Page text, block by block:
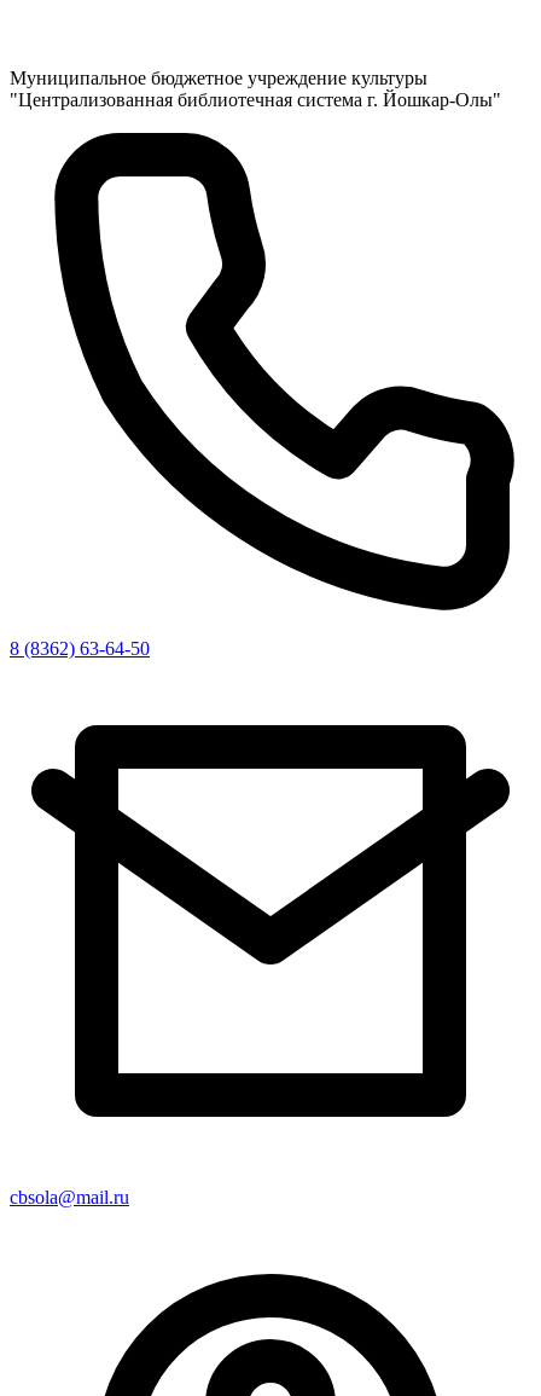
Муниципальное бюджетное учреждение культуры
"Централизованная библиотечная система г. Йошкар-Олы"
8 (8362) 63-64-50
cbsola@mail.ru